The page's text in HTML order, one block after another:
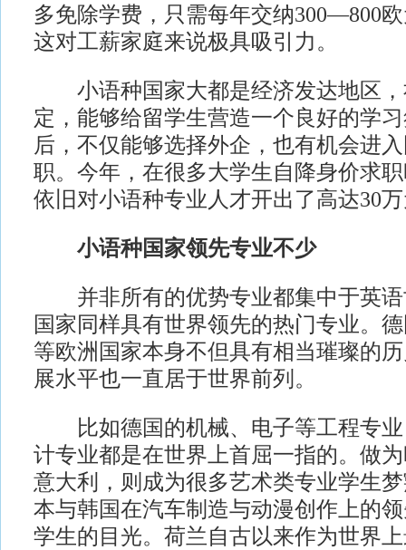
多免除学费，只需每年交纳300—800
这对工薪家庭来说极具吸引力。
小语种国家大都是经济发达地区，
定，能够给留学生营造一个良好的学
后，不仅能够选择外企，也有机会进
职。今年，在很多大学生自降身价求
依旧对小语种专业人才开出了高达30
小语种国家领先专业不少
并非所有的优势专业都集中于英语
国家同样具有世界领先的热门专业。
等欧洲国家本身不但具有相当璀璨的
展水平也一直居于世界前列。
比如德国的机械、电子等工程专业
计专业都是在世界上首屈一指的。做
意大利，则成为很多艺术类专业学生
本与韩国在汽车制造与动漫创作上的
学生的目光。荷兰自古以来作为世界